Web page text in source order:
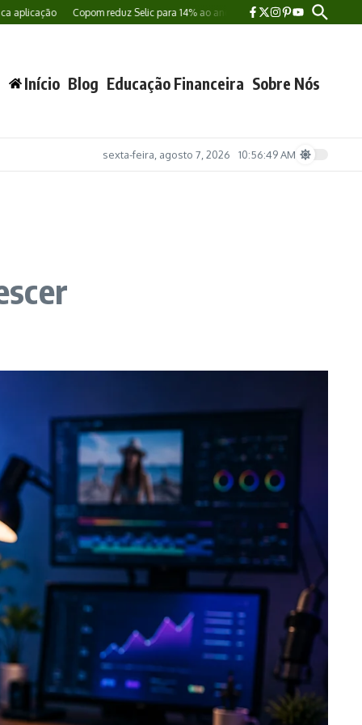
Copom reduz Selic para 14% ao ano e mantém cautela sobre próximos
Início Blog Educação Financeira Sobre Nós
sexta-feira, agosto 7, 2026 10:56:50 AM